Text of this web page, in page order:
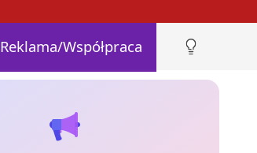
Reklama/Współpraca